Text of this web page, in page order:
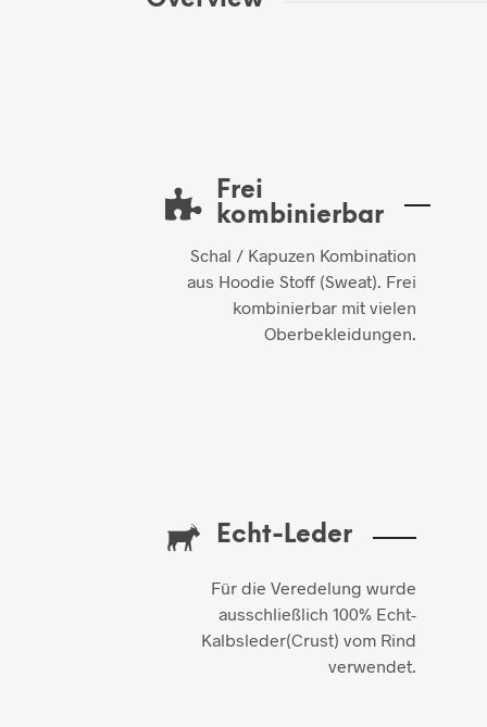
Frei
kombinierbar
Schal / Kapuzen Kombination
aus Hoodie Stoff (Sweat). Frei
kombinierbar mit vielen
Oberbekleidungen.
Echt-Leder
Für die Veredelung wurde
ausschließlich 100% Echt-
Kalbsleder(Crust) vom Rind
verwendet.